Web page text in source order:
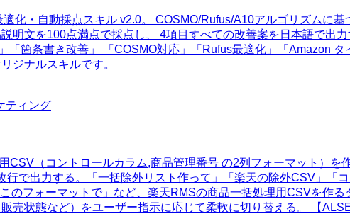
化・自動採点スキル v2.0。 COSMO/Rufus/A10アルゴリズムに
明文を100点満点で採点し、 4項目すべての改善案を日本語で出
「箇条書き改善」 「COSMO対応」「Rufus最適化」「Amazon
ジナルスキルです。
ティング
CSV（コントロールカラム,商品管理番号 の2列フォーマット）
行で出力する。「一括除外リスト作って」「楽天の除外CSV」「
のフォーマットで」など、楽天RMSの商品一括処理用CSVを作
売状態など）をユーザー指示に応じて柔軟に切り替える。 【